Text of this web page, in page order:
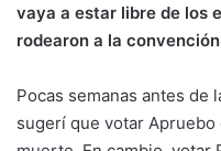
vaya a estar libre de los
rodearon a la
Pocas semanas antes de
sugerí que votar Apruebo